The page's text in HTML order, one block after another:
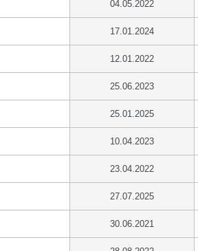
04.05.2022
17.01.2024
12.01.2022
25.06.2023
25.01.2025
10.04.2023
23.04.2022
27.07.2025
30.06.2021